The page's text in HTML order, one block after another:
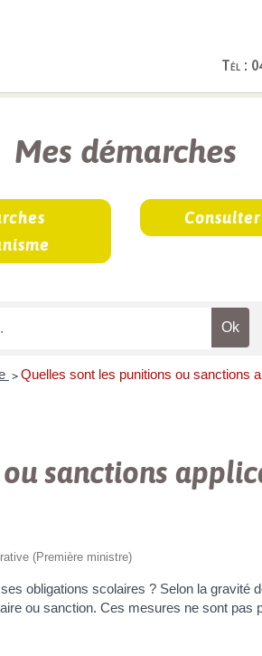
Tél :
Mes démarches
> Quelles sont les punitions ou sanctions
sanctions
(Première ministre)
obligations scolaires ? Selon la
ou sanction. Ces mesures ne sont